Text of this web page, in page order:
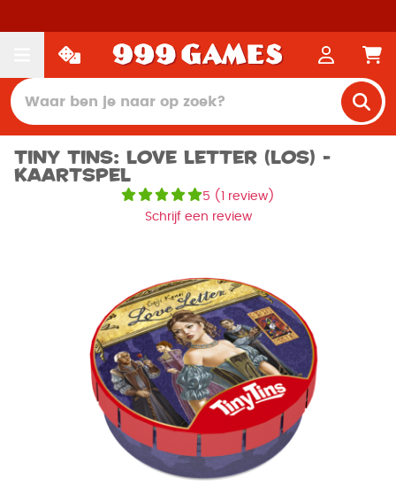
Tiny Tins: Love letter (los) -
Kaartspel
5 ( 1 review )
Schrijf een review